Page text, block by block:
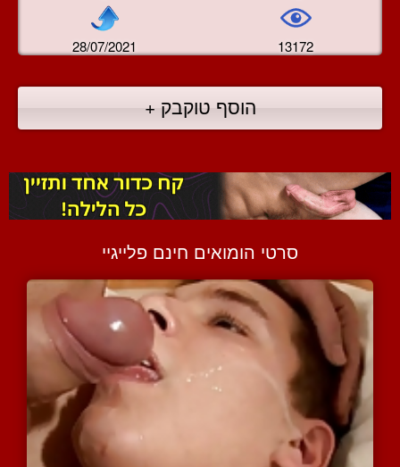
28/07/2021 13172
הוסף טוקבק +
סרטי הומואים חינם פלייגיי